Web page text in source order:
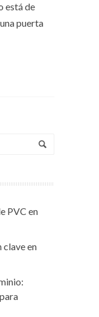
está de
puerta
PVC en
clave en